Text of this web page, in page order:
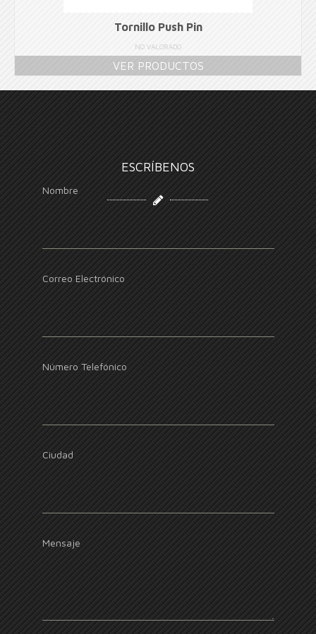
Tornillo Push Pin
NO VALORADO
VER PRODUCTOS
ESCRÍBENOS
Nombre
Correo Electrónico
Número Telefónico
Ciudad
Mensaje